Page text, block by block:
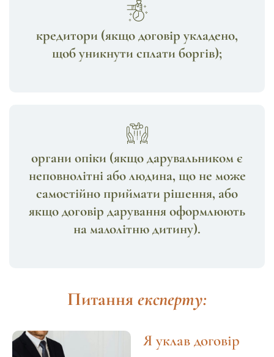
кредитори (якщо договір укладено,
щоб уникнути сплати боргів);
органи опіки (якщо дарувальником є
неповнолітні або людина, що не може
самостійно приймати рішення, або
якщо договір дарування оформлюють
на малолітню дитину).
Питання експерту:
Я уклав договір